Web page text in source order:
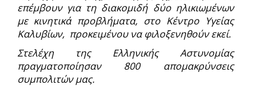
επέμβουν για τη διακομιδή δύο ηλικιωμένων
με κινητικά προβλήματα, στο Κέντρο Υγείας
Καλυβίων, προκειμένου να φιλοξενηθούν εκεί.
Στελέχη της Ελληνικής Αστυνομίας
πραγματοποίησαν 800 απομακρύνσεις
συμπολιτών μας.